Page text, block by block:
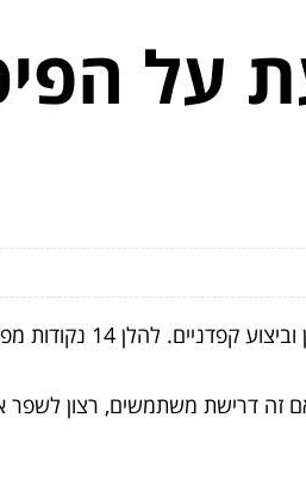
על
שכדאי לזכור לפני שמתחילים בתהליך זה:
דרישת משתמשים, רצון לשפר